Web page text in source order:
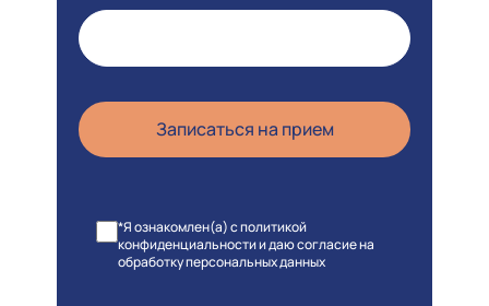
*Я ознакомлен(а) с политикой
конфиденциальности и даю согласие на
обработку персональных данных